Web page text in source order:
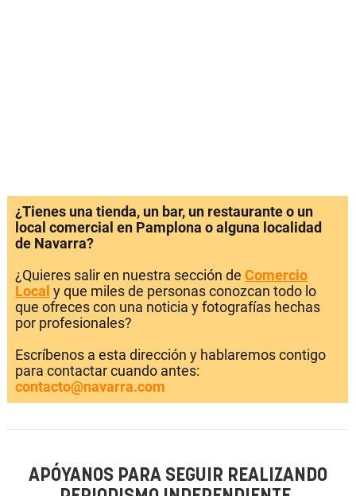
¿Tienes una tienda, un bar, un restaurante o un
local comercial en Pamplona o alguna localidad
de Navarra?
¿Quieres salir en nuestra sección de Comercio
Local y que miles de personas conozcan todo lo
que ofreces con una noticia y fotografías hechas
por profesionales?
Escríbenos a esta dirección y hablaremos contigo
para contactar cuando antes:
contacto@navarra.com
APÓYANOS PARA SEGUIR REALIZANDO